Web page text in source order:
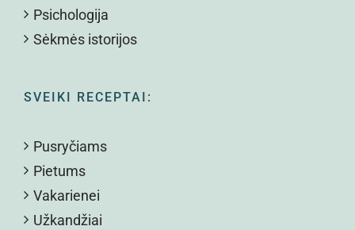
Psichologija
Sėkmės istorijos
SVEIKI RECEPTAI:
Pusryčiams
Pietums
Vakarienei
Užkandžiai